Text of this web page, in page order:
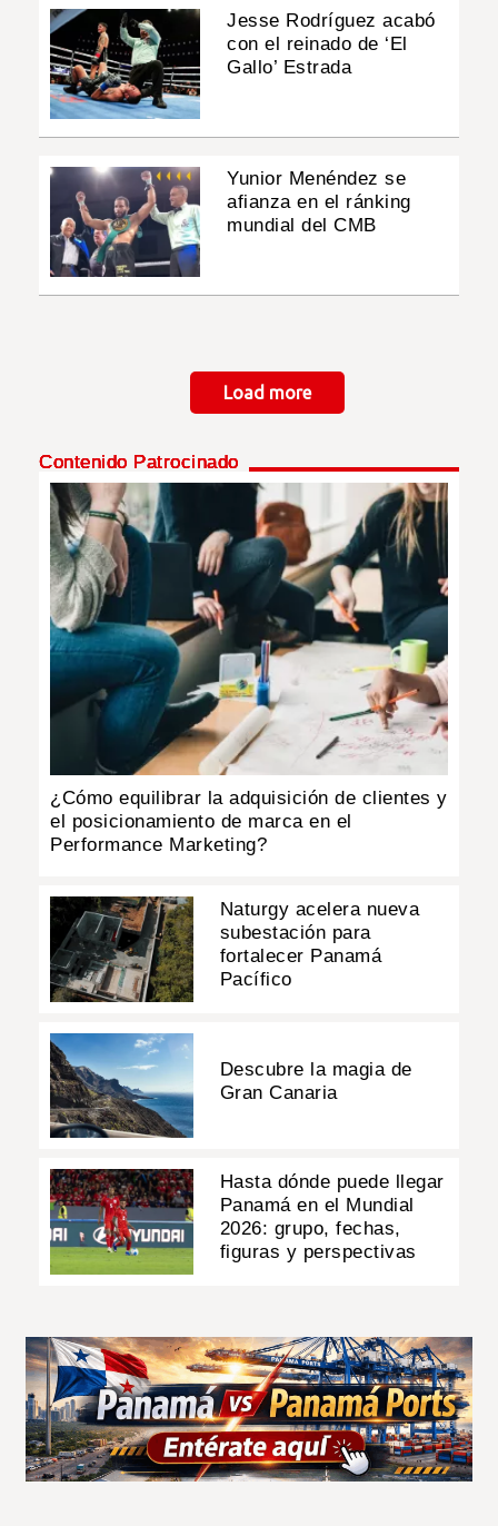
Jesse Rodríguez acabó
con el reinado de ‘El
Gallo’ Estrada
Yunior Menéndez se
afianza en el ránking
mundial del CMB
Load more
Contenido Patrocinado
¿Cómo equilibrar la adquisición de clientes y
el posicionamiento de marca en el
Performance Marketing?
Naturgy acelera nueva
subestación para
fortalecer Panamá
Pacífico
Descubre la magia de
Gran Canaria
Hasta dónde puede llegar
Panamá en el Mundial
2026: grupo, fechas,
figuras y perspectivas